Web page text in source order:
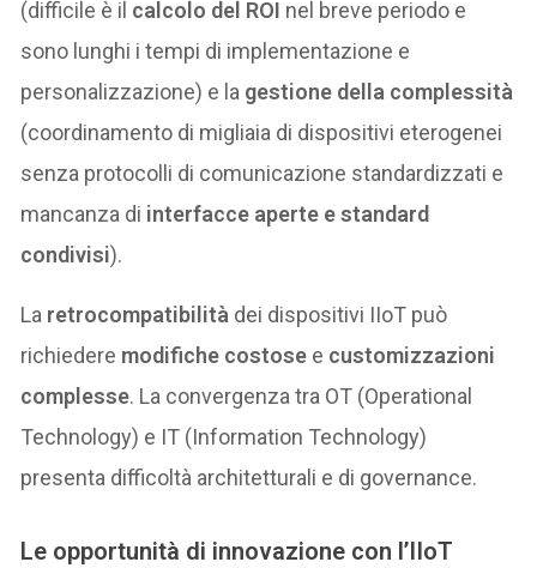
(difficile è il calcolo del ROI nel breve periodo e
sono lunghi i tempi di implementazione e
personalizzazione) e la gestione della complessità
(coordinamento di migliaia di dispositivi eterogenei
senza protocolli di comunicazione standardizzati e
mancanza di interfacce aperte e standard
condivisi).
La retrocompatibilità dei dispositivi IIoT può
richiedere modifiche costose e customizzazioni
complesse. La convergenza tra OT (Operational
Technology) e IT (Information Technology)
presenta difficoltà architetturali e di governance.
Le opportunità di innovazione con l’IIoT